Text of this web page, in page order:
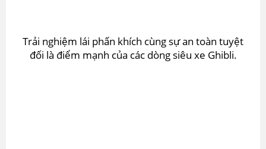
Trải nghiệm lái phấn khích cùng sự an toàn tuyệt
đối là điểm mạnh của các dòng siêu xe Ghibli.